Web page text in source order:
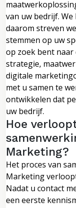
van uw bedrijf.
daarom streven
stemmen op uw
op zoek bent naar
strategie,
digitale
met u samen te
ontwikkelen dat
uw bedrijf.
Hoe
Marketing?
Het proces van
Marketing
Nadat u contact
een eerste